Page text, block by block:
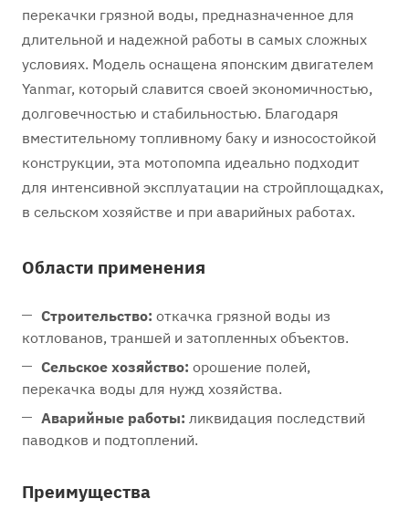
перекачки грязной воды, предназначенное для
длительной и надежной работы в самых сложных
условиях. Модель оснащена японским двигателем
Yanmar, который славится своей экономичностью,
долговечностью и стабильностью. Благодаря
вместительному топливному баку и износостойкой
конструкции, эта мотопомпа идеально подходит
для интенсивной эксплуатации на стройплощадках,
в сельском хозяйстве и при аварийных работах.
Области применения
Строительство: откачка грязной воды из
котлованов, траншей и затопленных объектов.
Сельское хозяйство: орошение полей,
перекачка воды для нужд хозяйства.
Аварийные работы: ликвидация последствий
паводков и подтоплений.
Преимущества